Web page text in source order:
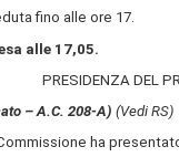
fino alle ore 17.
alle 17,05.
PRESIDENZA DEL
– A.C. 208-A​) (Vedi RS)
ha